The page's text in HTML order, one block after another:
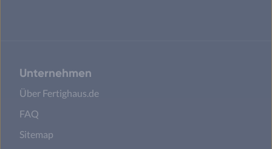
Unternehmen
Über Fertighaus.de
FAQ
Sitemap